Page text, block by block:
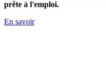
prête à l'emploi.
En savoir